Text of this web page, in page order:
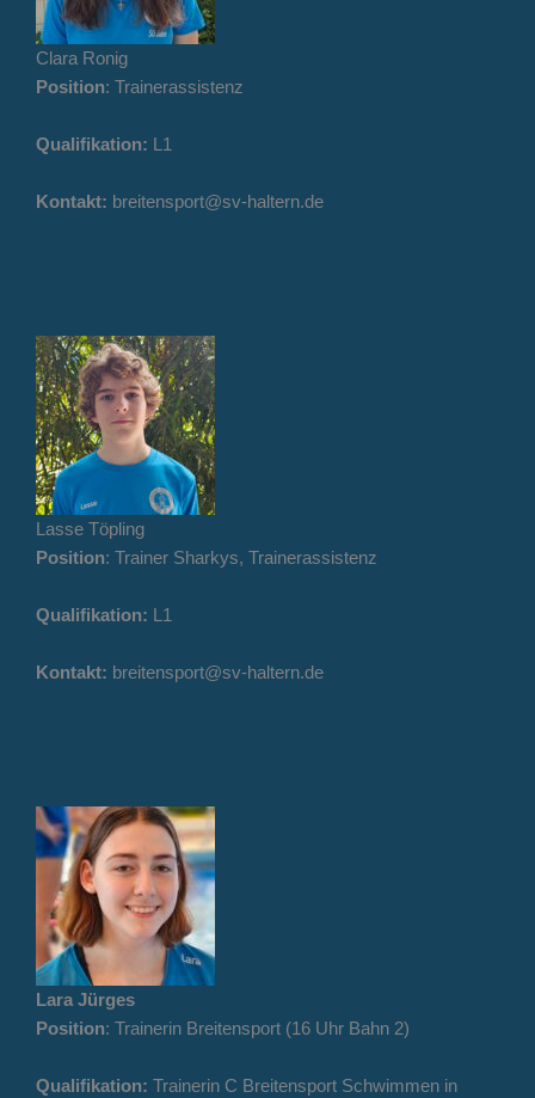
Clara Ronig
Position: Trainerassistenz
Qualifikation: L1
Kontakt: breitensport@sv-haltern.de
Lasse Töpling
Position: Trainer Sharkys, Trainerassistenz
Qualifikation: L1
Kontakt: breitensport@sv-haltern.de
Lara Jürges
Position: Trainerin Breitensport (16 Uhr Bahn 2)
Qualifikation: Trainerin C Breitensport Schwimmen in